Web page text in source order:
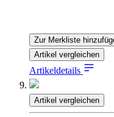
Zur Merkliste
Artikel vergleichen
Artikeldetails
Artikel vergleichen